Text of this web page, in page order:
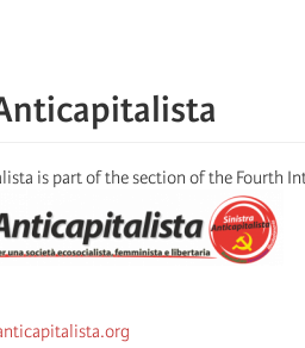
is part of the section of the Fourth